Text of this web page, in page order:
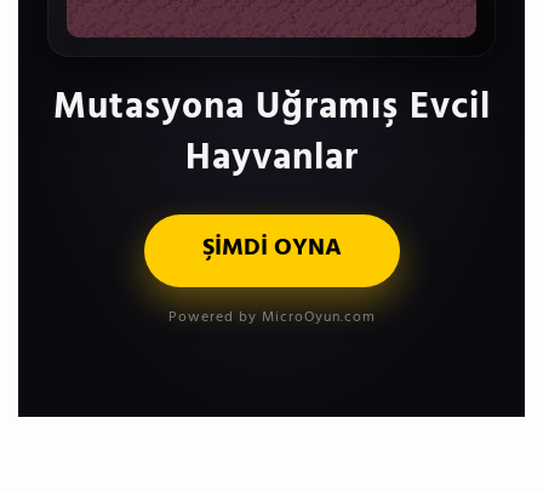
Mutasyona Uğramış Evcil
Hayvanlar
ŞİMDİ OYNA
Powered by MicroOyun.com